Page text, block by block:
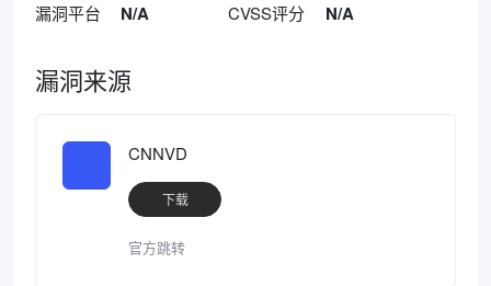
漏洞平台
N/A CVSS评分 N/A
漏洞来源
CNNVD
下载
官方跳转